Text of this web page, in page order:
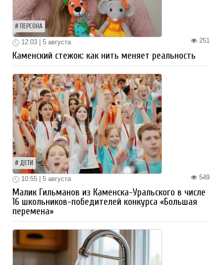
ПЕРСОНА
251
12:03 | 5 августа
Каменский стежок: как нить меняет реальность
ДЕТИ
549
10:55 | 5 августа
Малик Гильманов из Каменска-Уральского в числе
16 школьников-победителей конкурса «Большая
перемена»